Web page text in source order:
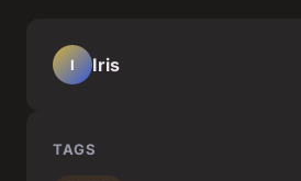
I Iris
TAGS